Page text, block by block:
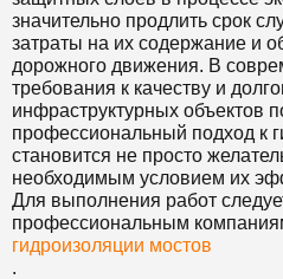
значительно продлить срок
затраты на их содержание и
дорожного движения. В
требования к качеству и
инфраструктурных объектов
профессиональный подход к
становится не просто
необходимым условием их
Для выполнения работ
профессиональным
гидроизоляции мостов
.